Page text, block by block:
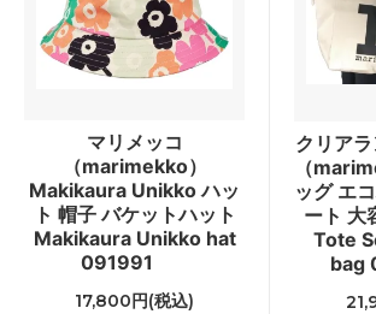
マリメッコ
（marimekko）
Makikaura Unikko ハッ
ト 帽子 バケットハット
Makikaura Unikko hat
091991
17,800円(税込)
クリア
（
ッグ エ
ート 大
Tote
bag